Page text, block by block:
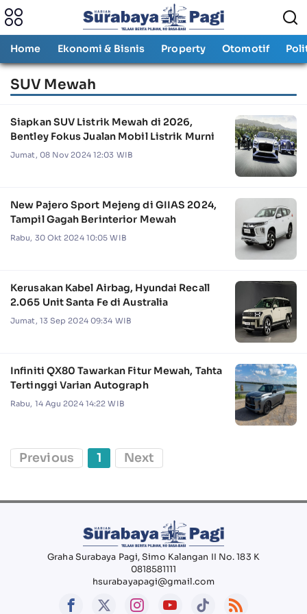
Home Ekonomi & Bisnis Property Otomotif
SUV Mewah
Siapkan SUV Listrik Mewah di 2026,
Bentley Fokus Jualan Mobil Listrik Murni
Jumat, 08 Nov 2024 12:03 WIB
New Pajero Sport Mejeng di GIIAS 2024,
Tampil Gagah Berinterior Mewah
Rabu, 30 Okt 2024 10:05 WIB
Kerusakan Kabel Airbag, Hyundai Recall
2.065 Unit Santa Fe di Australia
Jumat, 13 Sep 2024 09:34 WIB
Infiniti QX80 Tawarkan Fitur Mewah, Tahta
Tertinggi Varian Autograph
Rabu, 14 Agu 2024 14:22 WIB
Previous 1 Next
Graha Surabaya Pagi, Simo Kalangan II No. 183 K
0818581111
hsurabayapagi@gmail.com